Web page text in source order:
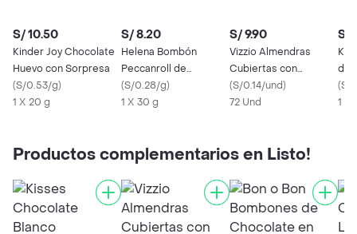
S/ 10.50
Kinder Joy Chocolate
Huevo con Sorpresa
(S/0.53/g)
1 X 20 g
S/ 8.20
Helena Bombón
Peccanroll de
Chocolate
(S/0.28/g)
1 X 30 g
S/ 9.90
Vizzio Almendras
Cubiertas con
Chocolate
(S/0.14/und)
72 Und
S/
Kit
de
(S/
1 X
Productos complementarios en Listo!